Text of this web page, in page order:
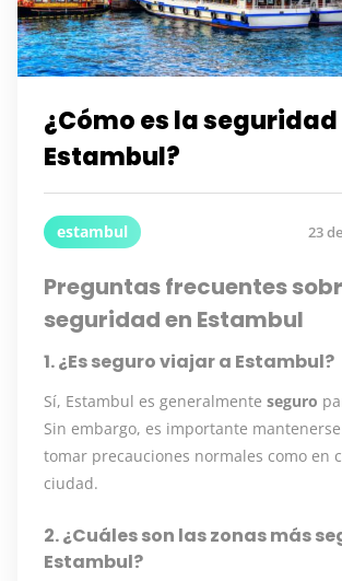
¿Cómo es la seguridad
Estambul?
estambul 23
Preguntas frecuentes
seguridad en Estambul
1. ¿Es seguro viajar a Estambul?
Sí, Estambul es generalmente seguro
Sin embargo, es importante
tomar precauciones normales como en
ciudad.
2. ¿Cuáles son las zonas más
Estambul?